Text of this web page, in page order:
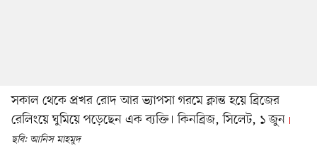
সকাল থেকে প্রখর রোদ আর ভ্যাপসা গরমে ক্লান্ত হয়ে ব্রিজের
রেলিংয়ে ঘুমিয়ে পড়েছেন এক ব্যক্তি। কিনব্রিজ, সিলেট, ১ জুন
ছবি: আনিস মাহমুদ